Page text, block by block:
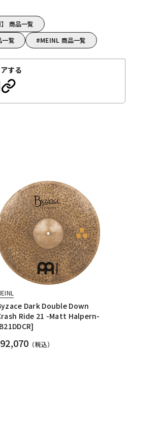
商品一覧
一覧 MEINL 商品一覧
する
Dark Double Down
Ride 21 -Matt Halpern-
92,070 （税込）